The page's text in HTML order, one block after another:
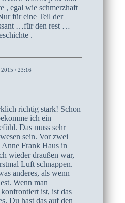
, egal wie schmerzhaft
für eine Teil der
…für den rest …
.
/ 23:16
richtig stark! Schon
ich ein
Das muss sehr
sein. Vor zwei
Frank Haus in
wieder draußen war,
Luft schnappen.
anderes, als wenn
Wenn man
ist, ist das
Du hast das auf den